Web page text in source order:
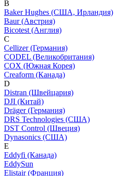
B
Baker Hughes (США, Ирландия)
Baur (Австрия)
Bicotest (Англия)
C
Cellizer (Германия)
CODEL (Великобритания)
COX (Южная Корея)
Creaform (Канада)
D
Distran (Швейцария)
DJI (Китай)
Dräger (Германия)
DRS Technologies (США)
DST Control (Швеция)
Dynasonics (США)
E
Eddyfi (Канада)
EddySun
Elistair (Франция)